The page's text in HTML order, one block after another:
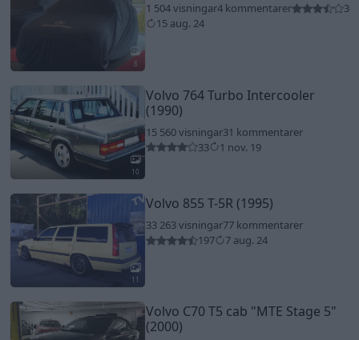
8
1 504 visningar4 kommentarer
3
15 aug. 24
10
Volvo 764 Turbo Intercooler
(1990)
15 560 visningar31 kommentarer
33
1 nov. 19
11
Volvo 855 T-5R (1995)
33 263 visningar77 kommentarer
197
7 aug. 24
Volvo C70 T5 cab "MTE Stage 5"
(2000)